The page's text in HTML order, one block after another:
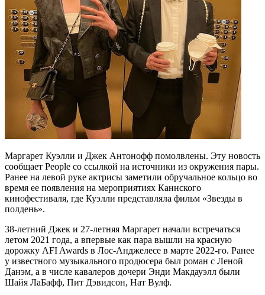
Маргарет Куэлли и Джек Антонофф помолвлены. Эту новость
сообщает People со ссылкой на источники из окружения пары.
Ранее на левой руке актрисы заметили обручальное кольцо во
время ее появления на мероприятиях Каннского
кинофестиваля, где Куэлли представляла фильм «Звезды в
полдень».
38-летний Джек и 27-летняя Маргарет начали встречаться
летом 2021 года, а впервые как пара вышли на красную
дорожку AFI Awards в Лос-Анджелесе в марте 2022-го. Ранее
у известного музыкального продюсера был роман с Леной
Данэм, а в числе кавалеров дочери Энди Макдауэлл были
Шайя ЛаБафф, Пит Дэвидсон, Нат Вулф.